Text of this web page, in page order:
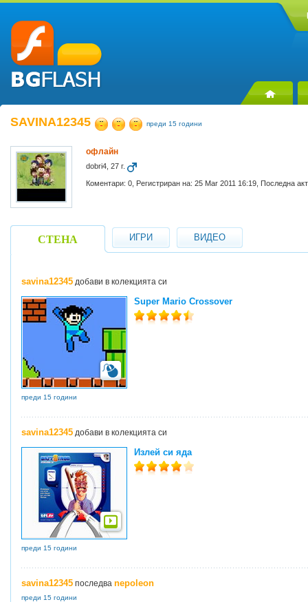
SAVINA12345 преди 15 години
офлайн
dobri4, 27 г.
Коментари: 0, Регистриран на: 25 Mar 2011 16:19, Последна
СТЕНА ИГРИ ВИДЕО
savina12345 добави в колекцията си
Super Mario Crossover
преди 15 години
savina12345 добави в колекцията си
Излей си яда
преди 15 години
savina12345 последва nepoleon
преди 15 години